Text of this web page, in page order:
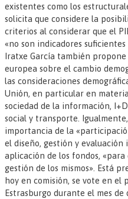
existentes como los
solicita que considere la
criterios al considerar que el
«no son indicadores
Iratxe García también
europea sobre el cambio
las consideraciones
Unión, en particular en
sociedad de la información,
social y transporte.
importancia de la
el diseño, gestión y
aplicación de los fondos,
gestión de los mismos». Está
hoy en comisión, se vote en el
Estrasburgo durante el mes